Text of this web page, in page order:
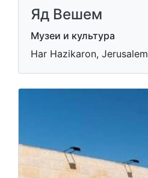
Яд Вешем
Музеи и культура
Har Hazikaron,